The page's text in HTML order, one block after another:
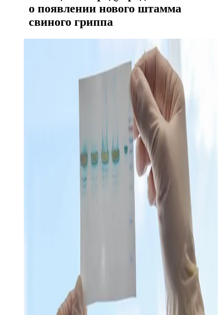
о появлении нового штамма
свиного гриппа